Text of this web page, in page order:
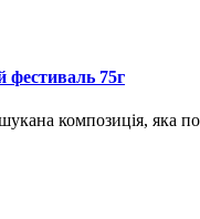
75г
композиція, яка